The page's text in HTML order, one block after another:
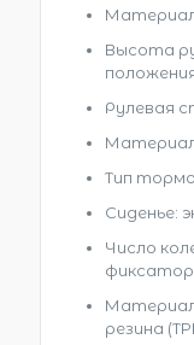
Высота
Рулевая
Материал
Тип
Сиденье:
Число
резина